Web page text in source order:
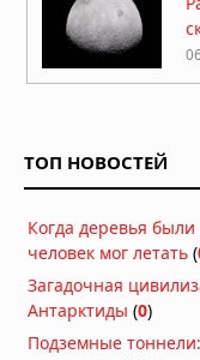
ТОП НОВОСТЕЙ
Когда деревья
человек мог летать (
Загадочная
Антарктиды (0)
Подземные